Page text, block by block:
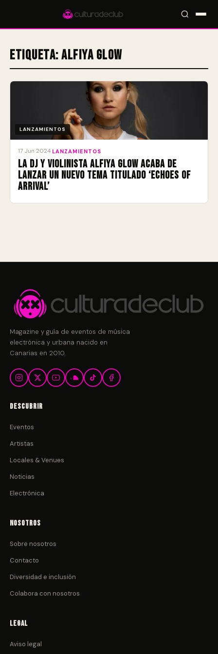
Accesos rápidos: 🎪 Eventos🎤 Artistas📍 Locales📰 Magazine
Etiqueta:Alfiya Glow
LANZAMIENTOS
17 Jun 2024 LANZAMIENTOS
La DJ y violinista Alfiya Glow acaba de
lanzar un nuevo tema titulado ‘Echoes of
Arrival’
Magazine y guía de eventos de música
electrónica y urbana nacido en
Canarias en 2010.
Descubrir
Eventos
Artistas
Locales & Venues
Noticias
Electrónica
Nosotros
Sobre nosotros
Contacto
Diversidad e inclusión
Colabora con nosotros
Legal
Aviso legal